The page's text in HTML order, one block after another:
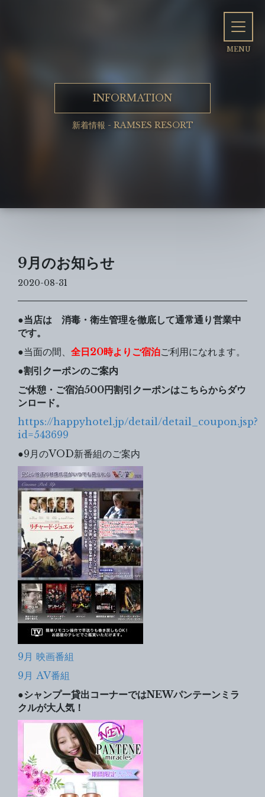
INFORMATION
新着情報 - RAMSES RESORT
9月のお知らせ
2020-08-31
●当店は 消毒・衛生管理を徹底して通常通り営業中
です。
●当面の間、 全日20時よりご宿泊ご利用になれます。
●割引クーポンのご案内
ご休憩・ご宿泊500円割引クーポンはこちらからダウ
ンロード。
https://happyhotel.jp/detail/detail_coupon.jsp?
id=543699
●9月のVOD新番組のご案内
9月 映画番組
9月 AV番組
●シャンプー貸出コーナーではNEWパンテーンミラ
クルが大人気！